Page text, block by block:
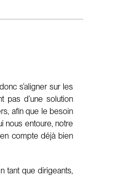
s’aligner sur les
pas d’une solution
afin que le besoin
nous entoure, notre
compte déjà bien
tant que dirigeants,